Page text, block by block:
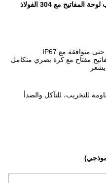
63 مفاتيح الصناعية الغبار سطح المكتب لوحة المفاتيح مع 304 الفولاذ
للتخريب، للتآكل والصدأ